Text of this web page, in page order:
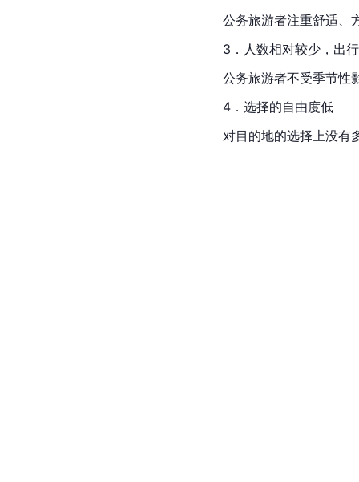
公务旅游者注重舒适、
3．人数相对较少，出
公务旅游者不受季节性
4．选择的自由度低
对目的地的选择上没有